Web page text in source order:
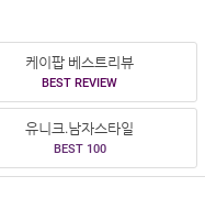
케이팝 베스트리뷰
BEST REVIEW
유니크.남자스타일
BEST 100